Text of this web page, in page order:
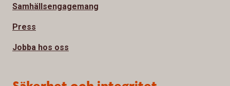
Samhällsengagemang
Press
Jobba hos oss